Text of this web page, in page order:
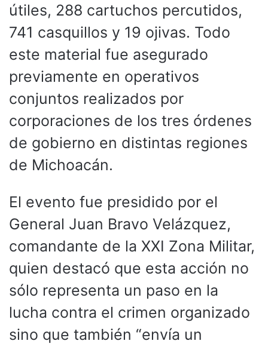
útiles, 288 cartuchos percutidos,
741 casquillos y 19 ojivas. Todo
este material fue asegurado
previamente en operativos
conjuntos realizados por
corporaciones de los tres órdenes
de gobierno en distintas regiones
de Michoacán.
El evento fue presidido por el
General Juan Bravo Velázquez,
comandante de la XXI Zona Militar,
quien destacó que esta acción no
sólo representa un paso en la
lucha contra el crimen organizado
sino que también “envía un